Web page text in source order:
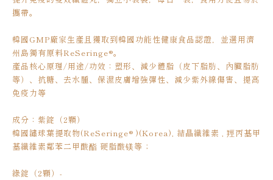
攜帶。
韓國GMP廠家生產且獲取到韓國功能性健康食品認證，並選用濟
州島獨有原料ReSeringe®。
產品核心原理/用途/功效：塑形、減少體脂（皮下脂肪、內臟脂肪
等）、抗糖、去水腫、保濕皮膚增強彈性、減少紫外線傷害、提高
免疫力等
成分：紫錠（2顆）
韓國繡球葉提取物(ReSeringe® )(Korea), 結晶纖維素 , 羥丙基甲
基纖維素鄰苯二甲酸酯 硬脂酸镁等；
綠錠（2顆）-